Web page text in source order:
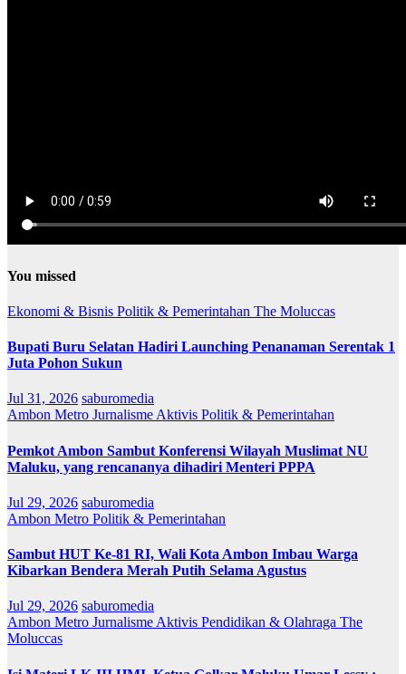
You missed
Ekonomi & Bisnis Politik & Pemerintahan The Moluccas
Bupati Buru Selatan Hadiri Launching Penanaman Serentak 1
Juta Pohon Sukun
Jul 31, 2026 saburomedia
Ambon Metro Jurnalisme Aktivis Politik & Pemerintahan
Pemkot Ambon Sambut Konferensi Wilayah Muslimat NU
Maluku, yang rencananya dihadiri Menteri PPPA
Jul 29, 2026 saburomedia
Ambon Metro Politik & Pemerintahan
Sambut HUT Ke-81 RI, Wali Kota Ambon Imbau Warga
Kibarkan Bendera Merah Putih Selama Agustus
Jul 29, 2026 saburomedia
Ambon Metro Jurnalisme Aktivis Pendidikan & Olahraga The
Moluccas